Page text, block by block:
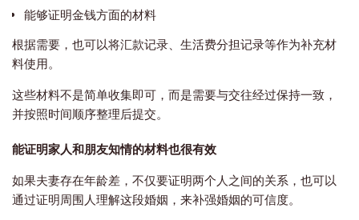
能够证明金钱方面的材料
根据需要，也可以将汇款记录、生活费分担记录等作为补充材
料使用。
这些材料不是简单收集即可，而是需要与交往经过保持一致，
并按照时间顺序整理后提交。
能证明家人和朋友知情的材料也很有效
如果夫妻存在年龄差，不仅要证明两个人之间的关系，也可以
通过证明周围人理解这段婚姻，来补强婚姻的可信度。